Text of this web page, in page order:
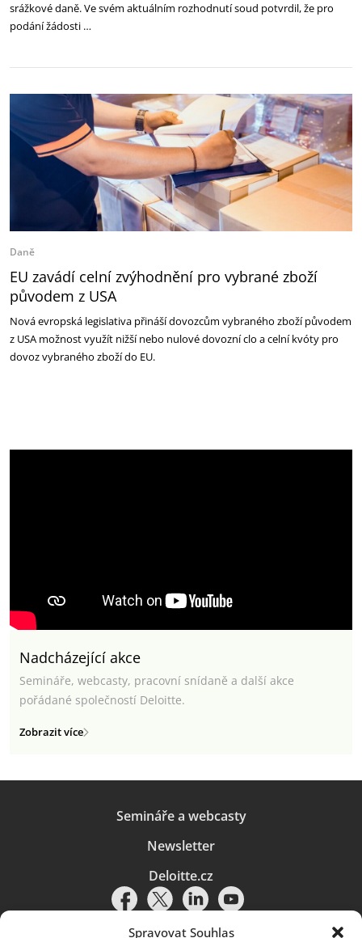
Spravovat Souhlas
srážkové daně. Ve svém aktuálním rozhodnutí soud potvrdil, že pro
podání žádosti …
Daně
EU zavádí celní zvýhodnění pro vybrané zboží
původem z USA
Nová evropská legislativa přináší dovozcům vybraného zboží původem
z USA možnost využít nižší nebo nulové dovozní clo a celní kvóty pro
dovoz vybraného zboží do EU.
Nadcházející akce
Semináře, webcasty, pracovní snídaně a další akce
pořádané společností Deloitte.
Zobrazit více
Semináře a webcasty
Newsletter
Deloitte.cz